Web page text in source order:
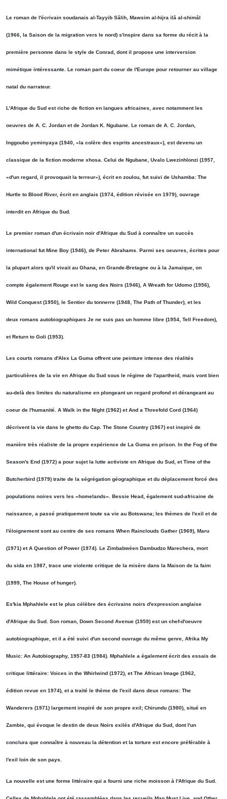
Le roman de l'écrivain soudanais al-Tayyib Sâlih, Mawsim al-hijra ilâ al-shimâl
(1966, la Saison de la migration vers le nord) s'inspire dans sa forme du récit à la
première personne dans le style de Conrad, dont il propose une interversion
mimétique intéressante. Le roman part du coeur de l'Europe pour retourner au village
natal du narrateur.
L'Afrique du Sud est riche de fiction en langues africaines, avec notamment les
oeuvres de A. C. Jordan et de Jordan K. Ngubane. Le roman de A. C. Jordan,
Inggoubo yeminyaya (1940, «la colère des esprits ancestraux»), est devenu un
classique de la fiction moderne xhosa. Celui de Ngubane, Uvalo Lwezinhlonzi (1957,
«d'un regard, il provoquait la terreur»), écrit en zoulou, fut suivi de Ushamba: The
Hurtle to Blood River, écrit en anglais (1974, édition révisée en 1979), ouvrage
interdit en Afrique du Sud.
Le premier roman d'un écrivain noir d'Afrique du Sud à connaître un succès
international fut Mine Boy (1946), de Peter Abrahams. Parmi ses oeuvres, écrites pour
la plupart alors qu'il vivait au Ghana, en Grande-Bretagne ou à la Jamaïque, on
compte également Rouge est le sang des Noirs (1946), A Wreath for Udomo (1956),
Wild Conquest (1950), le Sentier du tonnerre (1948, The Path of Thunder), et les
deux romans autobiographiques Je ne suis pas un homme libre (1954, Tell Freedom),
et Return to Goli (1953).
Les courts romans d'Alex La Guma offrent une peinture intense des réalités
particulières de la vie en Afrique du Sud sous le régime de l'apartheid, mais vont bien
au-delà des limites du naturalisme en plongeant un regard profond et dérangeant au
coeur de l'humanité. A Walk in the Night (1962) et And a Threefold Cord (1964)
décrivent la vie dans le ghetto du Cap. The Stone Country (1967) est inspiré de
manière très réaliste de la propre expérience de La Guma en prison. In the Fog of the
Season's End (1972) a pour sujet la lutte activiste en Afrique du Sud, et Time of the
Butcherbird (1979) traite de la ségrégation géographique et du déplacement forcé des
populations noires vers les «homelands». Bessie Head, également sud-africaine de
naissance, a passé pratiquement toute sa vie au Botswana; les thèmes de l'exil et de
l'éloignement sont au centre de ses romans When Rainclouds Gather (1969), Maru
(1971) et A Question of Power (1974). Le Zimbabwéen Dambudzo Marechera, mort
du sida en 1987, trace une violente critique de la misère dans la Maison de la faim
(1999, The House of hunger).
Es'kia Mphahlele est le plus célèbre des écrivains noirs d'expression anglaise
d'Afrique du Sud. Son roman, Down Second Avenue (1959) est un chef-d'oeuvre
autobiographique, et il a été suivi d'un second ouvrage du même genre, Afrika My
Music: An Autobiography, 1957-83 (1984). Mphahlele a également écrit des essais de
critique littéraire: Voices in the Whirlwind (1972), et The African Image (1962,
édition revue en 1974), et a traité le thème de l'exil dans deux romans: The
Wanderers (1971) largement inspiré de son propre exil; Chirundu (1980), situé en
Zambie, qui évoque le destin de deux Noirs exilés d'Afrique du Sud, dont l'un
conclura que connaître à nouveau la détention et la torture est encore préférable à
l'exil loin de son pays.
La nouvelle est une forme littéraire qui a fourni une riche moisson à l'Afrique du Sud.